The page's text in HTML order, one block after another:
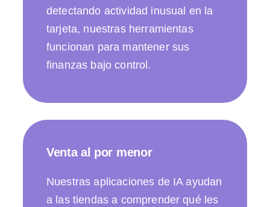
detectando actividad inusual en la
tarjeta, nuestras herramientas
funcionan para mantener sus
finanzas bajo control.
Venta al por menor
Nuestras aplicaciones de IA ayudan
a las tiendas a comprender qué les